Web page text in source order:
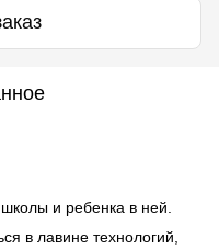
и ребенка в ней.
в лавине технологий,